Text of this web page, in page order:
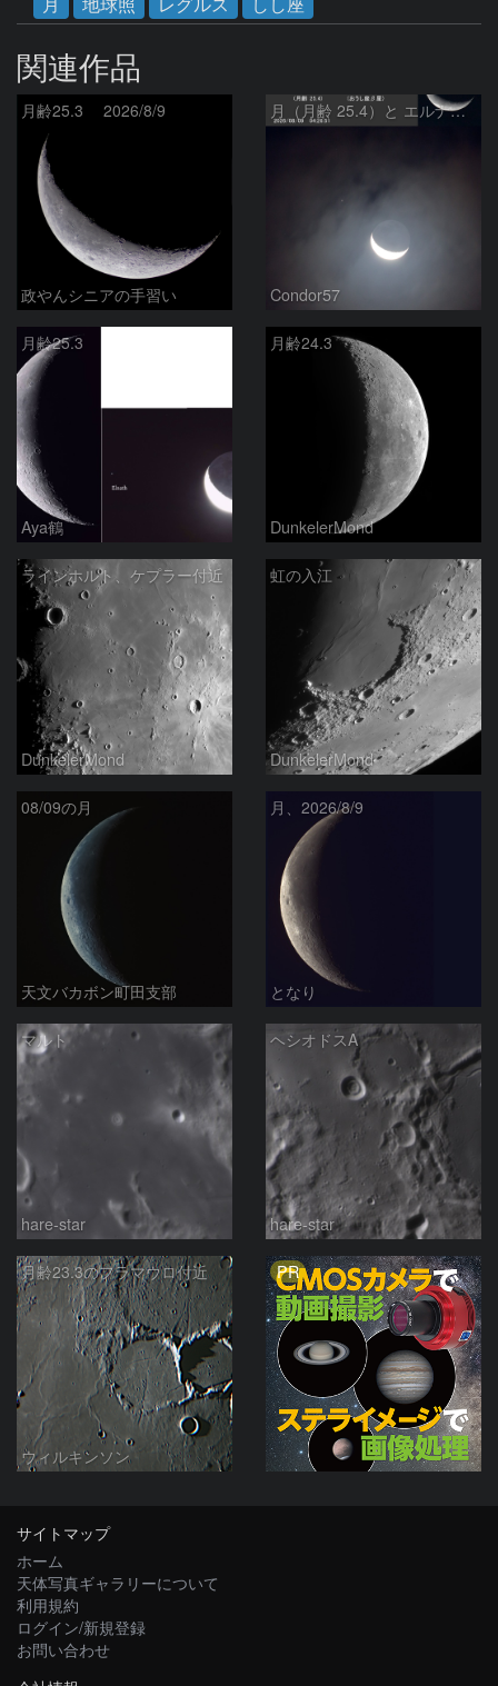
関連作品
月齢25.3 2026/8/9
政やんシニアの手習い
月（月齢 25.4）と エルナト（おうし座β星）
Condor57
月齢25.3
Aya鶴
月齢24.3
DunkelerMond
ラインホルト、ケプラー付近
DunkelerMond
虹の入江
DunkelerMond
08/09の月
天文バカボン町田支部
月、2026/8/9
となり
マルト
hare-star
ヘシオドスA
hare-star
月齢23.3のフラマウロ付近
ウィルキンソン
PR
サイトマップ
ホーム
天体写真ギャラリーについて
利用規約
ログイン/新規登録
お問い合わせ